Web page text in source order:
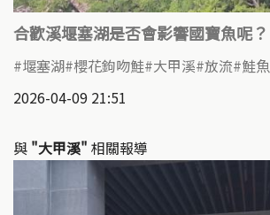
合歡溪堰塞湖是否會影響國寶魚呢？
堰塞湖 櫻花鉤吻鮭 大甲溪 放流 鮭魚
2026-04-09 21:51
與 "大甲溪" 相關報導